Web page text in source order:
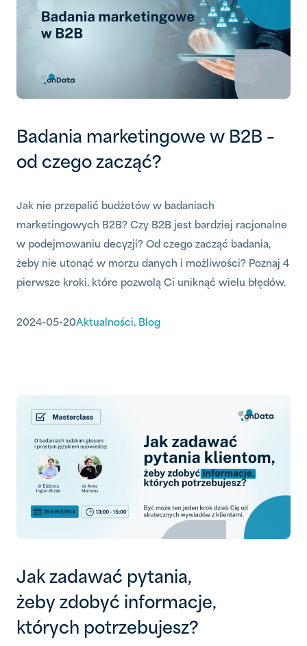
Badania marketingowe w B2B –
od czego zacząć?
Jak nie przepalić budżetów w badaniach
marketingowych B2B? Czy B2B jest bardziej racjonalne
w podejmowaniu decyzji? Od czego zacząć badania,
żeby nie utonąć w morzu danych i możliwości? Poznaj 4
pierwsze kroki, które pozwolą Ci uniknąć wielu błędów.
2024-05-20Aktualności, Blog
Jak zadawać pytania,
żeby zdobyć informacje,
których potrzebujesz?